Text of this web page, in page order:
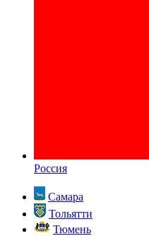
Россия
Самара
Тольятти
Тюмень